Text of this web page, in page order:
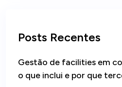
Posts Recentes
Gestão de facilities em
o que inclui e por que